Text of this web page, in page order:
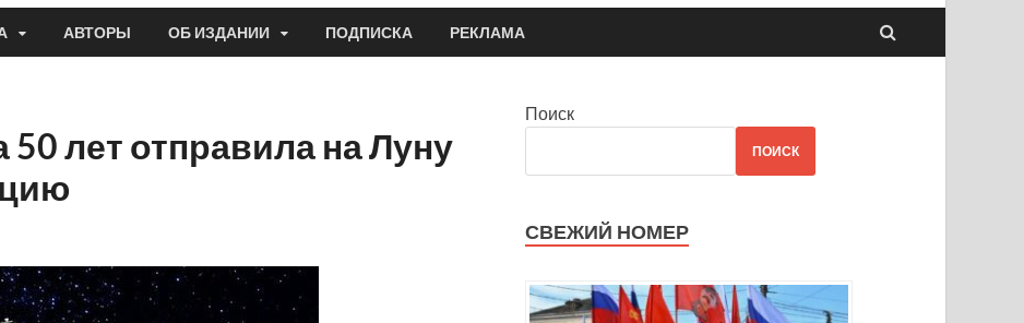
АВТОРЫ ОБ ИЗДАНИИ ПОДПИСКА РЕКЛАМА
лет отправила на Луну
Поиск
ПОИСК
СВЕЖИЙ НОМЕР